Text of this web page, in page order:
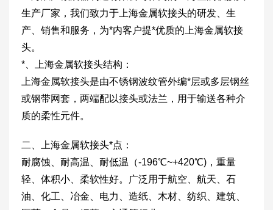
生产厂家，我们致力于上海金属软接头的研发、生
产、销售和服务，为*内客户提*优质的上海金属软接
头。
*、上海金属软接头结构：
上海金属软接头是由不锈钢波纹管外编*层或多层钢丝
或钢带网套，两端配以接头或法兰，用于输送各种介
质的柔性元件。
二、上海金属软接头*点：
耐腐蚀、耐高温、耐低温（-196℃~+420℃)，重量
轻、体积小、柔软性好。广泛用于航空、航天、石
油、化工、冶金、电力、造纸、木材、纺织、建筑、